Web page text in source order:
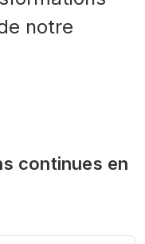
notre
continues en